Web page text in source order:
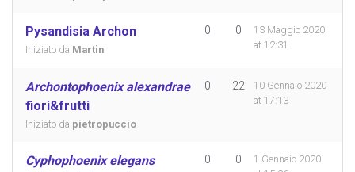
Pysandisia Archon
Iniziato da Martin
0 0
13 Maggio 2020
at 12:31
Archontophoenix alexandrae
fiori&frutti
Iniziato da pietropuccio
0 22
10 Gennaio 2020
at 17:13
Cyphophoenix elegans 0 0
1 Gennaio 2020